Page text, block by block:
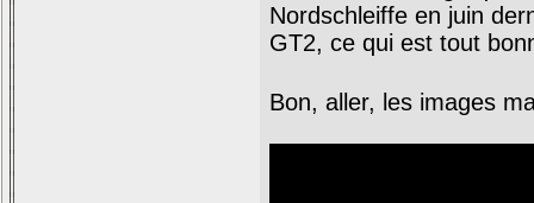
Nordschleiffe en juin
GT2, ce qui est tout
Bon, aller, les images